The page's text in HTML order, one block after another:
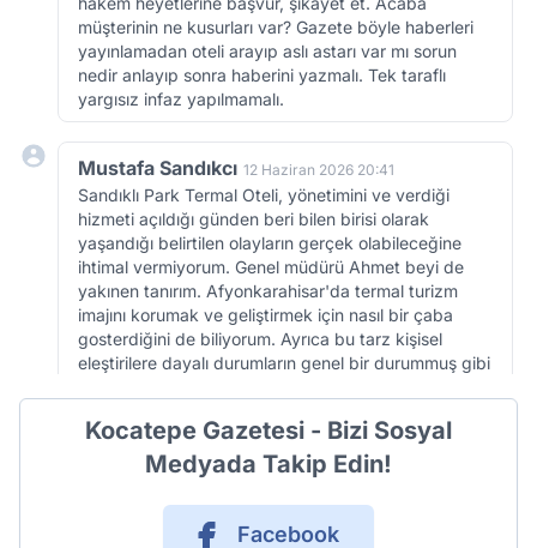
müşterinin ne kusurları var? Gazete böyle haberleri
yayınlamadan oteli arayıp aslı astarı var mı sorun
nedir anlayıp sonra haberini yazmalı. Tek taraflı
yargısız infaz yapılmamalı.
Mustafa Sandıkcı 12 Haziran 2026 20:41
Sandıklı Park Termal Oteli, yönetimini ve verdiği
hizmeti açıldığı günden beri bilen birisi olarak
yaşandığı belirtilen olayların gerçek olabileceğine
ihtimal vermiyorum. Genel müdürü Ahmet beyi de
yakınen tanırım. Afyonkarahisar'da termal turizm
imajını korumak ve geliştirmek için nasıl bir çaba
gosterdiğini de biliyorum. Ayrıca bu tarz kişisel
eleştirilere dayalı durumların genel bir durummuş gibi
yakışmadığını da belirtmek isterim. Şehrin imajina
zarar verecek haberlerden kaçinmak gerektigine
Kocatepe Gazetesi - Bizi Sosyal
Medyada Takip Edin!
Facebook